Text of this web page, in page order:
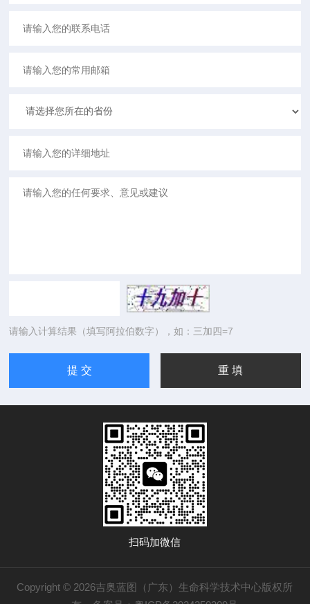
请输入计算结果（填写阿拉伯数字），如：三加四=7
扫码加微信
Copyright © 2026吉奥蓝图（广东）生命科学技术中心版权所